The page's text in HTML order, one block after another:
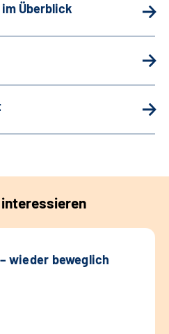
Überblick
interessieren
wieder beweglich